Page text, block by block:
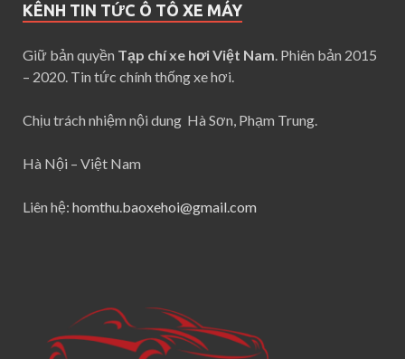
KÊNH TIN TỨC Ô TÔ XE MÁY
Giữ bản quyền Tạp chí xe hơi Việt Nam. Phiên bản 2015
– 2020. Tin tức chính thống xe hơi.
Chịu trách nhiệm nội dung Hà Sơn, Phạm Trung.
Hà Nội – Việt Nam
Liên hệ: homthu.baoxehoi@gmail.com